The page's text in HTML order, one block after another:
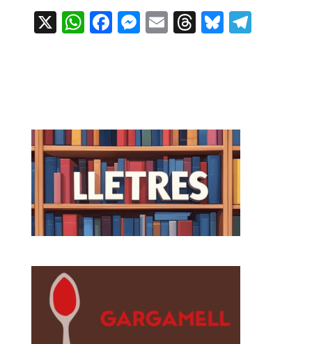
X WhatsApp
Facebook
Messenger
EmailThreads
Bluesky